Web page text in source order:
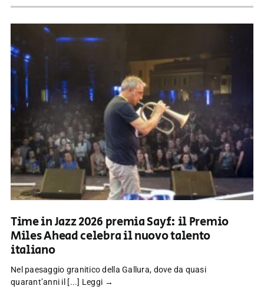
Time in Jazz 2026 premia Sayf: il Premio
Miles Ahead celebra il nuovo talento
italiano
Nel paesaggio granitico della Gallura, dove da quasi
quarant’anni il [...] Leggi →